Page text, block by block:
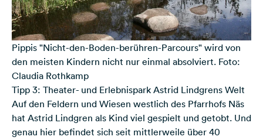
Pippis "Nicht-den-Boden-berühren-Parcours" wird von
den meisten Kindern nicht nur einmal absolviert. Foto:
Claudia Rothkamp
Tipp 3: Theater- und Erlebnispark Astrid Lindgrens Welt
Auf den Feldern und Wiesen westlich des Pfarrhofs Näs
hat Astrid Lindgren als Kind viel gespielt und getobt. Und
genau hier befindet sich seit mittlerweile über 40